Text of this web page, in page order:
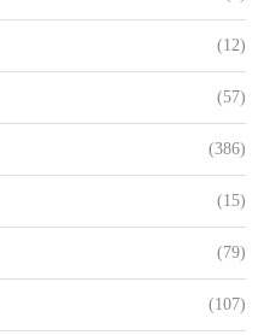
(12)
(57)
(386)
(15)
(79)
(107)